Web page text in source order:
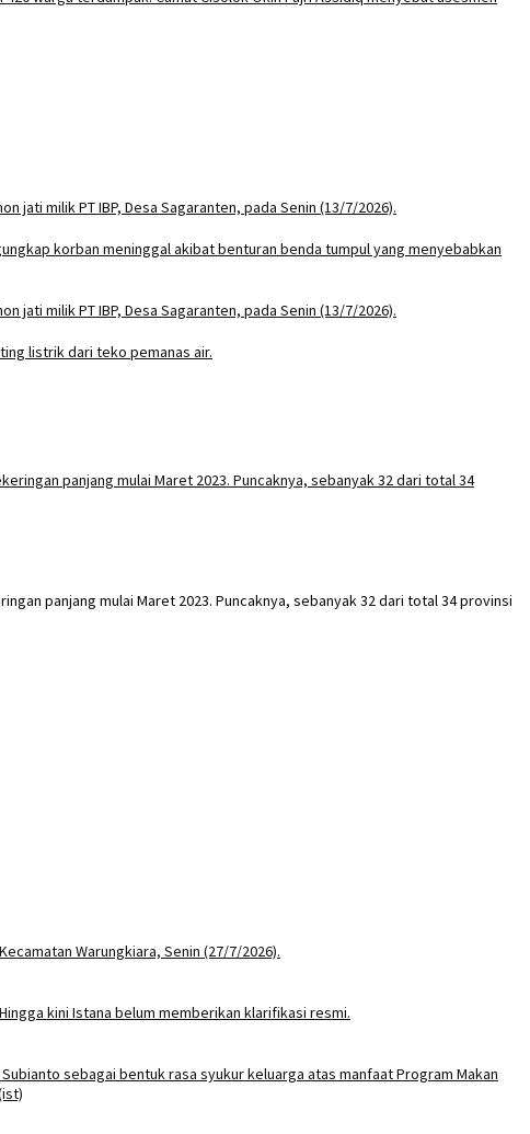
panjang mulai Maret 2023. Puncaknya, sebanyak 32 dari total 34 provinsi